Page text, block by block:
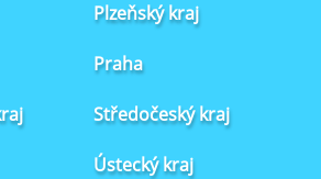
Plzeňský kraj
Praha
Středočeský kraj
Ústecký kraj